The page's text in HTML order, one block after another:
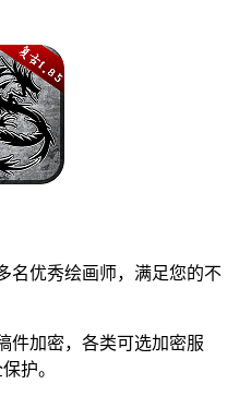
优秀绘画师，满足您的不
加密，各类可选加密服
护。